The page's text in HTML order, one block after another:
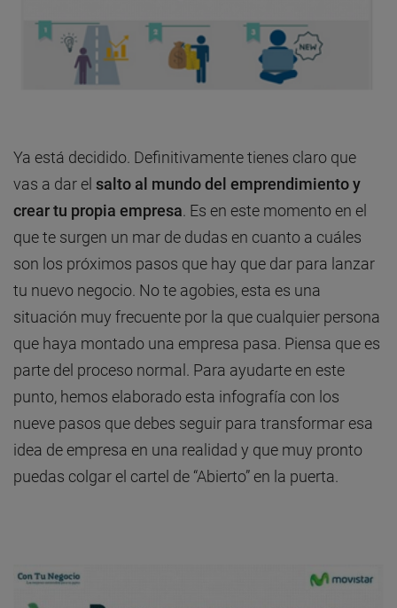
Ya está decidido. Definitivamente tienes claro que
vas a dar el salto al mundo del emprendimiento y
crear tu propia empresa . Es en este momento en el
que te surgen un mar de dudas en cuanto a cuáles
son los próximos pasos que hay que dar para lanzar
tu nuevo negocio. No te agobies, esta es una
situación muy frecuente por la que cualquier persona
que haya montado una empresa pasa. Piensa que es
parte del proceso normal. Para ayudarte en este
punto, hemos elaborado esta infografía con los
nueve pasos que debes seguir para transformar esa
idea de empresa en una realidad y que muy pronto
puedas colgar el cartel de “Abierto” en la puerta.